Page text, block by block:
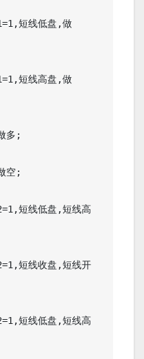
短线低盘,做
短线高盘,做
多;
空;
短线低盘,短线高
短线收盘,短线开
短线低盘,短线高